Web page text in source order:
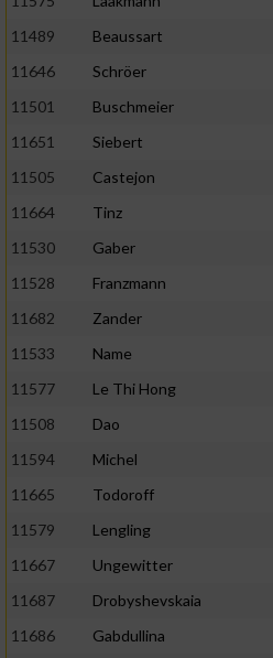
11489
Beaussart
11646
Schröer
11501
Buschmeier
11651
Siebert
11505
Castejon
11664
Tinz
11530
Gaber
11528
Franzmann
11682
Zander
11533
Name
11577
Le Thi Hong
11508
Dao
11594
Michel
11665
Todoroff
11579
Lengling
11667
Ungewitter
11687
Drobyshevskaia
11686
Gabdullina